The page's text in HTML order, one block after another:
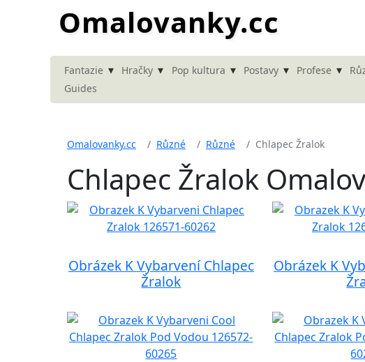
Omalovanky.cc
Fantazie ▾ Hračky ▾ Pop kultura ▾ Postavy ▾ Profese ▾
Guides
Omalovanky.cc Různé Různé Chlapec Žralok
Chlapec Žralok
Obrázek K Vybarvení Chlapec
Žralok
Obrázek K